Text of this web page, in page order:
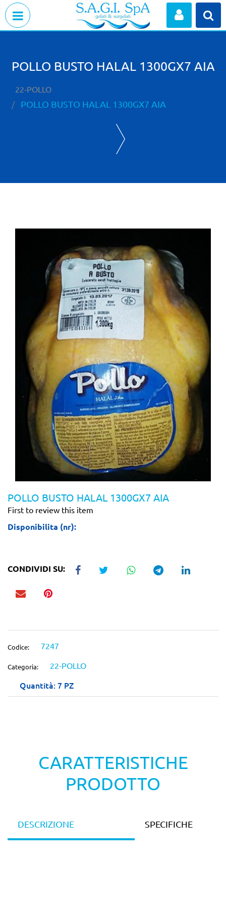
POLLO BUSTO HALAL 1300GX7 AIA
22-POLLO
POLLO BUSTO HALAL 1300GX7 AIA
POLLO BUSTO HALAL 1300GX7 AIA
First to review this item
Disponibilita (nr):
CONDIVIDI SU:
Codice: 7247
Categoria: 22-POLLO
Quantità: 7 PZ
CARATTERISTICHE
PRODOTTO
DESCRIZIONE SPECIFICHE